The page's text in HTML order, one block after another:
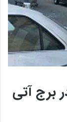
برج آتی